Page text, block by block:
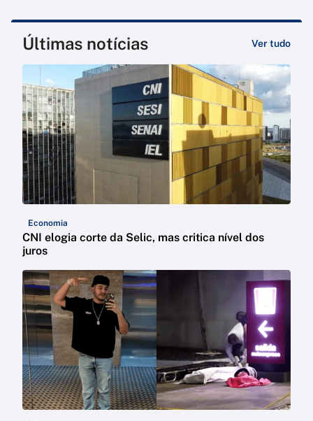
Últimas notícias Ver tudo
Economia
CNI elogia corte da Selic, mas critica nível dos
juros